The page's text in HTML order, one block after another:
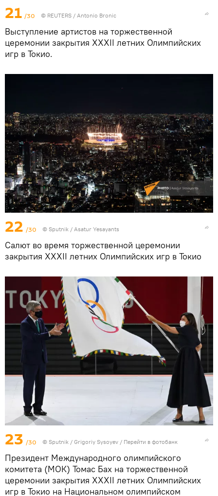
21 /30 © REUTERS / Antonio Bronic
Выступление артистов на торжественной
церемонии закрытия XXXII летних Олимпийских
игр в Токио.
22 /30 © Sputnik / Asatur Yesayants
Салют во время торжественной церемонии
закрытия XXXII летних Олимпийских игр в Токио
23 /30 © Sputnik / Grigoriy Sysoyev / Перейти в фотобанк
Президент Международного олимпийского
комитета (МОК) Томас Бах на торжественной
церемонии закрытия XXXII летних Олимпийских
игр в Токио на Национальном олимпийском